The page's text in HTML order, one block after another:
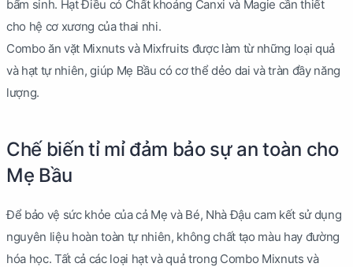
bẩm sinh. Hạt Điều có Chất khoáng Canxi và Magie cần thiết
cho hệ cơ xương của thai nhi.
Combo ăn vặt Mixnuts và Mixfruits được làm từ những loại quả
và hạt tự nhiên, giúp Mẹ Bầu có cơ thể dẻo dai và tràn đầy năng
lượng.
Chế biến tỉ mỉ đảm bảo sự an toàn cho
Mẹ Bầu
Để bảo vệ sức khỏe của cả Mẹ và Bé, Nhà Đậu cam kết sử dụng
nguyên liệu hoàn toàn tự nhiên, không chất tạo màu hay đường
hóa học. Tất cả các loại hạt và quả trong Combo Mixnuts và